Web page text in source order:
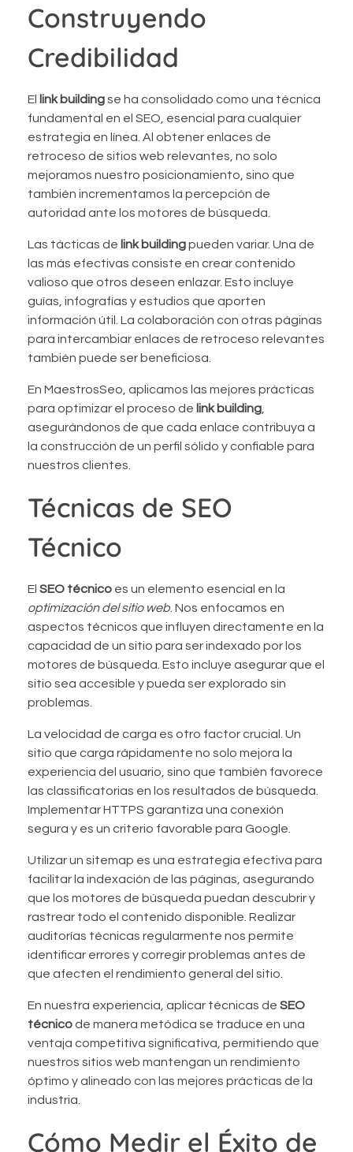
Construyendo
Credibilidad
El link buildingse ha consolidado como una técnica
fundamental en el SEO, esencial para cualquier
estrategia en línea. Al obtener enlaces de
retroceso de sitios web relevantes, no solo
mejoramos nuestro posicionamiento, sino que
también incrementamos la percepción de
autoridad ante los motores de búsqueda.
Las tácticas de link buildingpueden variar. Una de
las más efectivas consiste en crear contenido
valioso que otros deseen enlazar. Esto incluye
guías, infografías y estudios que aporten
información útil. La colaboración con otras páginas
para intercambiar enlaces de retroceso relevantes
también puede ser beneficiosa.
En MaestrosSeo, aplicamos las mejores prácticas
para optimizar el proceso de link building
asegurándonos de que cada enlace contribuya a
la construcción de un perfil sólido y confiable para
nuestros clientes.
Técnicas de SEO
Técnico
El SEO técnico es un elemento esencial en la
optimización del sitio web . Nos enfocamos en
aspectos técnicos que influyen directamente en la
capacidad de un sitio para ser indexado por los
motores de búsqueda. Esto incluye asegurar que el
sitio sea accesible y pueda ser explorado sin
problemas.
La velocidad de carga es otro factor crucial. Un
sitio que carga rápidamente no solo mejora la
experiencia del usuario, sino que también favorece
las classificatorias en los resultados de búsqueda.
Implementar HTTPS garantiza una conexión
segura y es un criterio favorable para Google.
Utilizar un sitemap es una estrategia efectiva para
facilitar la indexación de las páginas, asegurando
que los motores de búsqueda puedan descubrir y
rastrear todo el contenido disponible. Realizar
auditorías técnicas regularmente nos permite
identificar errores y corregir problemas antes de
que afecten el rendimiento general del sitio.
En nuestra experiencia, aplicar técnicas de SEO
técnicode manera metódica se traduce en una
ventaja competitiva significativa, permitiendo que
nuestros sitios web mantengan un rendimiento
óptimo y alineado con las mejores prácticas de la
industria.
Cómo Medir el Éxito de